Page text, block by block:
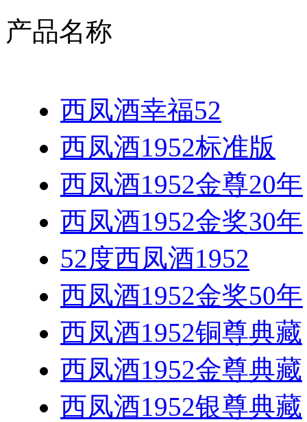
产品名称
西凤酒幸福52
西凤酒1952标准版
西凤酒1952金尊20年
西凤酒1952金奖30年
52度西凤酒1952
西凤酒1952金奖50年
西凤酒1952铜尊典藏
西凤酒1952金尊典藏
西凤酒1952银尊典藏